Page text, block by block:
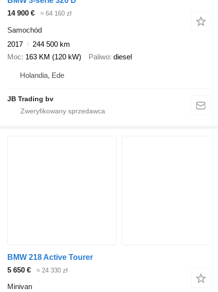
14 900 €
≈ 64 160 zł
Samochód
2017
244 500 km
Moc 163 KM (120 kW) Paliwo diesel
Holandia, Ede
JB Trading bv
BMW 218 Active Tourer
5 650 €
≈ 24 330 zł
Minivan